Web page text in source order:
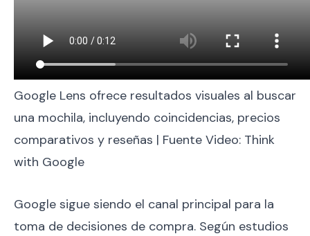
Google Lens ofrece resultados visuales al buscar
una mochila, incluyendo coincidencias, precios
comparativos y reseñas | Fuente Video: Think
with Google
Google sigue siendo el canal principal para la
toma de decisiones de compra. Según estudios